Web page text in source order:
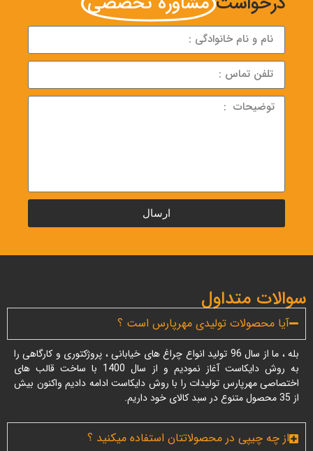
ارسال
سوالات متداول
آیا محصولات تولیدی مهرپارس است ؟
بله ، ما از سال 96 تولید انواع چراغ های خیابانی ، پروژکتوری و کارگاهی را
به روش دایکاست آغاز نمودیم و از سال 1400 با ساخت قالب های
اختصاصی مهرپارس تولیدات را با روش دایکاست ادامه دادیم واکنون بیش
از 35 محصول متنوع در سبد کالای خود داریم.
از چه چیپی در محصولاتتان استفاده میکنید ؟